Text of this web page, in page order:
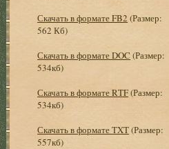
Скачать в формате FB2 (Размер:
562 Кб)
Скачать в формате DOC (Размер:
534кб)
Скачать в формате RTF(Размер:
534кб)
Скачать в формате TXT(Размер:
557кб)